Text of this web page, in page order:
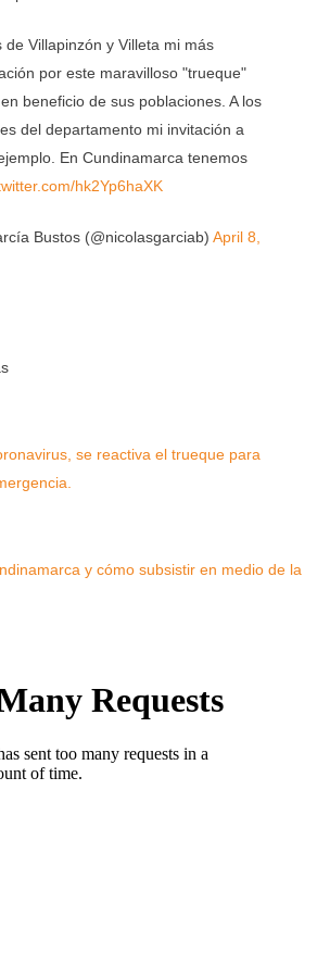
de Villapinzón y Villeta mi más
por este maravilloso "trueque"
beneficio de sus poblaciones. A los
del departamento mi invitación a
En Cundinamarca tenemos
hk2Yp6haXK
Bustos (@nicolasgarciab) April 8,
se reactiva el trueque para
y cómo subsistir en medio de la